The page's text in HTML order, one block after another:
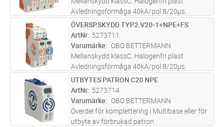
Avledningsförmåga 40kA/pol 8/20µs.
Restspänning max 1,3kV. Max försäkring
160A. Maximal driftspänning 280V. TN-S nät
ST Lägg i kundvagn
ÖVERSP.SKYDD TYP2.V20-1+NPE+FS
ArtNr 5273711
Varumärke
OBO BETTERMANN
Mellanskydd klassC. Halogenfri plast.
Avledningsförmåga 40kA/pol 8/20µs.
Restspänning max 1,3kV. Max försäkring
160A. Maximal driftspänning 280V
ST Lägg i kundvagn
UTBYTES PATRON C20 NPE
ArtNr 5273714
Varumärke
OBO BETTERMANN
Överdel för komplettering i Multibase eller för
utbyte av förbrukad patron